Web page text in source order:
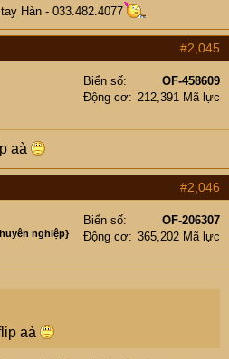
Hàn - 033.482.4077
#2,045
Biển số
OF-458609
Động cơ
212,391 Mã lực
aà
#2,046
nghiệp}
Biển số
OF-206307
Động cơ
365,202 Mã lực
aà